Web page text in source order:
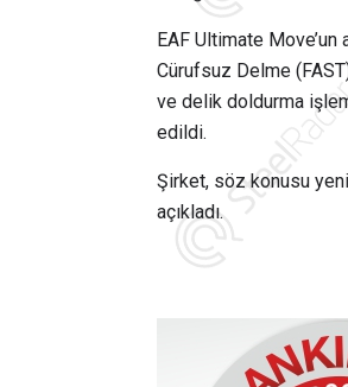
EAF Ultimate Move’un
Cürufsuz Delme
ve delik doldurma
edildi.
Şirket, söz konusu
açıkladı.